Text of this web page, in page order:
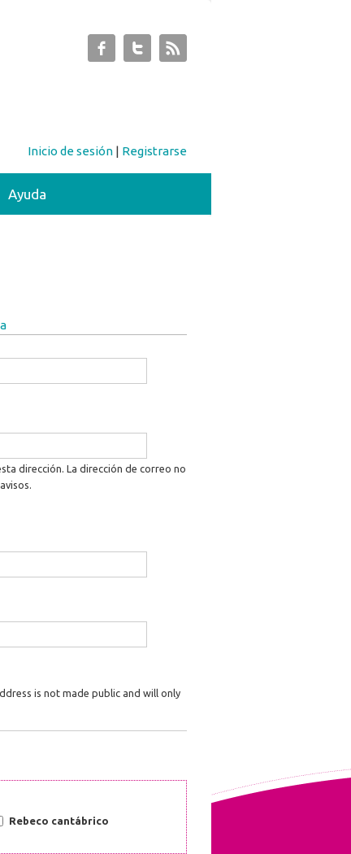
Inicio de sesión | Registrarse
Ayuda
dirección. La dirección de correo no
is not made public and will only
Rebeco cantábrico